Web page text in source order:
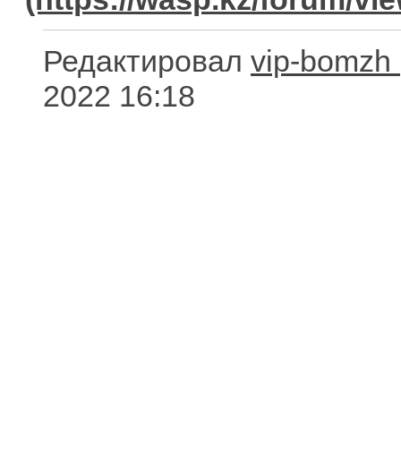
Редактировал vip-bomzh
2022 16:18